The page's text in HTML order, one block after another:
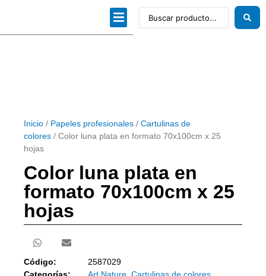
Inicio / Papeles profesionales / Cartulinas de
colores / Color luna plata en formato 70x100cm x 25
hojas
Color luna plata en
formato 70x100cm x 25
hojas
Código:
2587029